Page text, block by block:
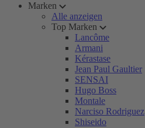
Marken
Alle anzeigen
Top Marken
Lancôme
Armani
Kérastase
Jean Paul Gaultier
SENSAI
Hugo Boss
Montale
Narciso Rodriguez
Shiseido